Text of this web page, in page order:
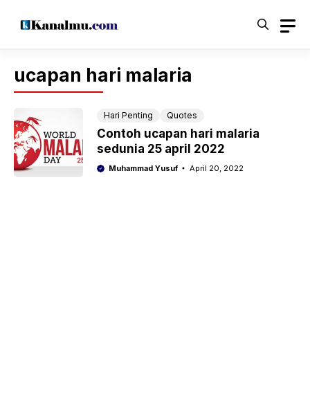
ucapan hari malaria
Hari Penting Quotes
Contoh ucapan hari malaria
sedunia 25 april 2022
Muhammad Yusuf April 20, 2022